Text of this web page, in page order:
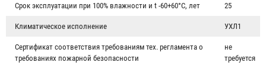
Срок эксплуатации при 100% влажности и t -60+60°С, лет 25
Климатическое исполнение УХЛ1
Сертификат соответствия требованиям тех. регламента о
требованиях пожарной безопасности
не
требуется